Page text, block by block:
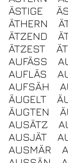
ÄSTIGE
ÄTHERN
ÄTZEND
ÄTZEST
AUFÄSS
AUFLÄS
AUFSÄH
ÄUGELT
ÄUGTEN
AUSÄTZ
AUSJÄT
AUSMÄR